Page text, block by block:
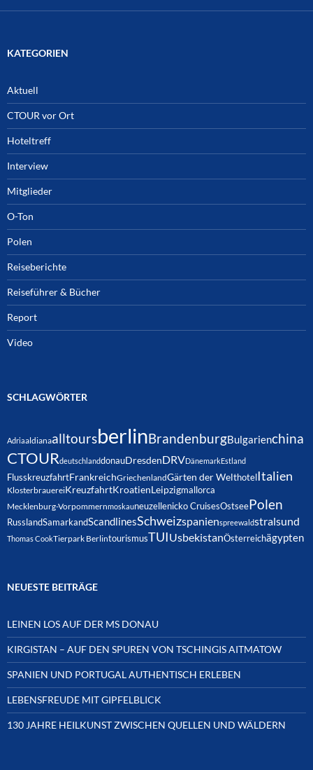
KATEGORIEN
Aktuell
CTOUR vor Ort
Hoteltreff
Interview
Mitglieder
O-Ton
Polen
Reiseberichte
Reiseführer & Bücher
Report
Video
SCHLAGWÖRTER
AdriaaldianaalltoursberlinBrandenburgBulgarienchina
CTOURdeutschlanddonauDresdenDRVDänemarkEstland
FlusskreuzfahrtFrankreichGriechenlandGärten der Welthotel Italien
KlosterbrauereiKreuzfahrtKroatienLeipzigmallorca
Mecklenburg-Vorpommernmoskauneuzellenicko CruisesOstseePolen
RusslandSamarkandScandlinesSchweizspanienspreewaldstralsund
Thomas CookTierpark BerlintourismusTUIUsbekistanÖsterreichägypten
NEUESTE BEITRÄGE
LEINEN LOS AUF DER MS DONAU
KIRGISTAN – AUF DEN SPUREN VON TSCHINGIS AITMATOW
SPANIEN UND PORTUGAL AUTHENTISCH ERLEBEN
LEBENSFREUDE MIT GIPFELBLICK
130 JAHRE HEILKUNST ZWISCHEN QUELLEN UND WÄLDERN